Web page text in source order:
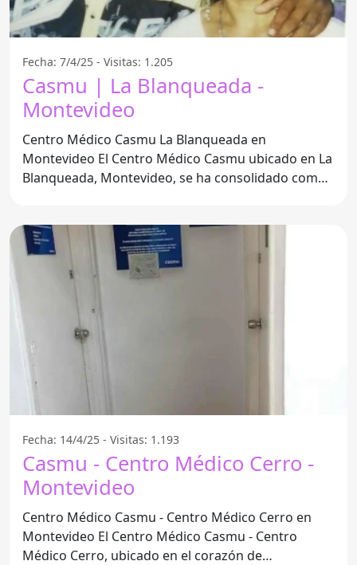
Fecha: 7/4/25 - Visitas: 1.205
Casmu | La Blanqueada -
Montevideo
Centro Médico Casmu La Blanqueada en
Montevideo El Centro Médico Casmu ubicado en La
Blanqueada, Montevideo, se ha consolidado como
Fecha: 14/4/25 - Visitas: 1.193
Casmu - Centro Médico Cerro -
Montevideo
Centro Médico Casmu - Centro Médico Cerro en
Montevideo El Centro Médico Casmu - Centro
Médico Cerro, ubicado en el corazón de